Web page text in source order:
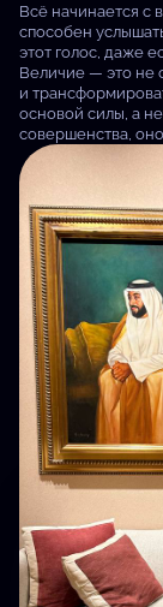
Всё начинается с
способен
этот голос, даже
Величие — это не
и
основой силы, а
совершенства,